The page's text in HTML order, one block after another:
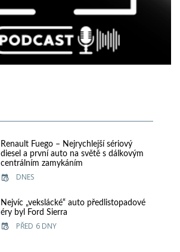
Renault Fuego – Nejrychlejší sériový
diesel a první auto na světě s dálkovým
centrálním zamykáním
DNES
Nejvíc „vekslácké“ auto předlistopadové
éry byl Ford Sierra
PŘED 6 DNY